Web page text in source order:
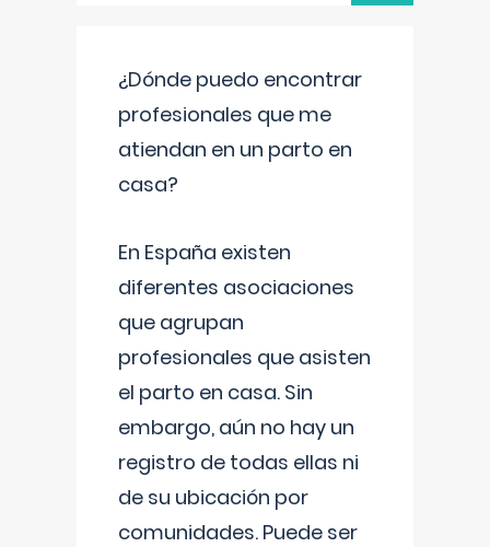
¿Dónde puedo encontrar
profesionales que me
atiendan en un parto en
casa?
En España existen
diferentes asociaciones
que agrupan
profesionales que asisten
el parto en casa. Sin
embargo, aún no hay un
registro de todas ellas ni
de su ubicación por
comunidades. Puede ser